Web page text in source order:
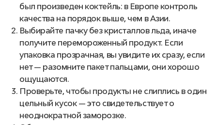
был произведен коктейль: в Европе контроль
качества на порядок выше, чем в Азии.
Выбирайте пачку без кристаллов льда, иначе
получите перемороженный продукт. Если
упаковка прозрачная, вы увидите их сразу, если
нет — разомните пакет пальцами, они хорошо
ощущаются.
Проверьте, чтобы продукты не слиплись в один
цельный кусок — это свидетельствует о
неоднократной заморозке.